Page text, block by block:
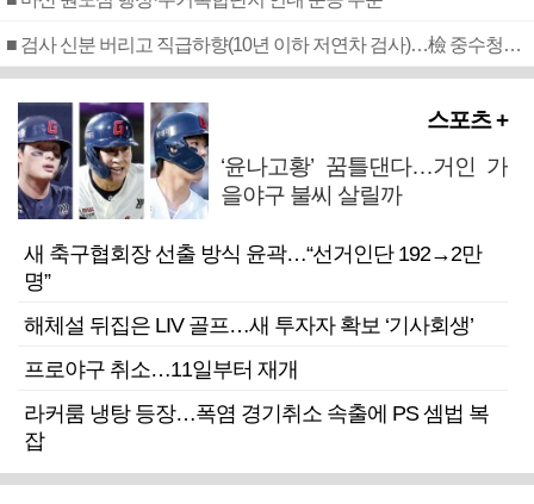
■ 검사 신분 버리고 직급하향(10년 이하 저연차 검사)…檢 중수청행 기피
스포츠 +
‘윤나고황’ 꿈틀댄다…거인 가
을야구 불씨 살릴까
새 축구협회장 선출 방식 윤곽…“선거인단 192→2만
명”
해체설 뒤집은 LIV 골프…새 투자자 확보 ‘기사회생’
프로야구 취소…11일부터 재개
라커룸 냉탕 등장…폭염 경기취소 속출에 PS 셈법 복
잡